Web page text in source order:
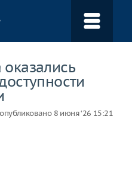
опубликовано 8 июня ‘26 15:21